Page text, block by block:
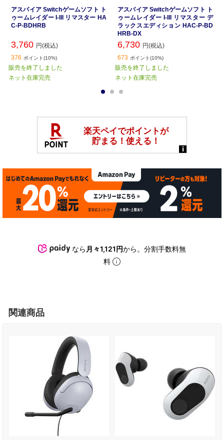
アスパイア Switchゲームソフト ト
ゥームレイダー I-III リマスター HA
C-P-BDHRB
3,760 円(税込)
376 ポイント(10%)
販売を終了しました
ネット在庫完売
アスパイア Switchゲームソフト ト
ゥームレイダー I-III リマスター デ
ラックスエディション HAC-P-BD
HRB-DX
6,730 円(税込)
673 ポイント(10%)
販売を終了しました
ネット在庫完売
なら 月々1,121円から。分割手数料無
料
関連商品